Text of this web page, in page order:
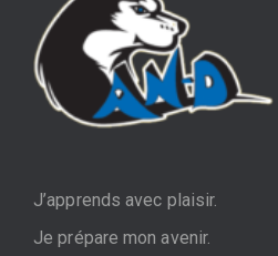
J’apprends avec plaisir.
Je prépare mon avenir.